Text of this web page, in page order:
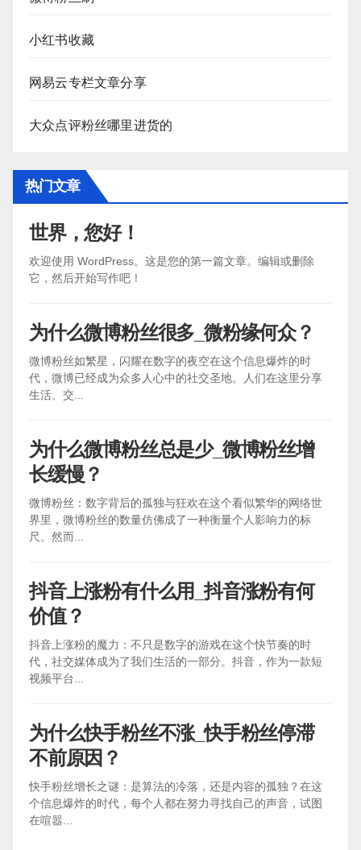
小红书收藏
网易云专栏文章分享
大众点评粉丝哪里进货的
热门文章
世界，您好！
欢迎使用 WordPress。这是您的第一篇文章。编辑或删除
它，然后开始写作吧！
为什么微博粉丝很多_微粉缘何众？
微博粉丝如繁星，闪耀在数字的夜空在这个信息爆炸的时
代，微博已经成为众多人心中的社交圣地。人们在这里分享
生活、交...
为什么微博粉丝总是少_微博粉丝增
长缓慢？
微博粉丝：数字背后的孤独与狂欢在这个看似繁华的网络世
界里，微博粉丝的数量仿佛成了一种衡量个人影响力的标
尺。然而...
抖音上涨粉有什么用_抖音涨粉有何
价值？
抖音上涨粉的魔力：不只是数字的游戏在这个快节奏的时
代，社交媒体成为了我们生活的一部分。抖音，作为一款短
视频平台...
为什么快手粉丝不涨_快手粉丝停滞
不前原因？
快手粉丝增长之谜：是算法的冷落，还是内容的孤独？在这
个信息爆炸的时代，每个人都在努力寻找自己的声音，试图
在喧嚣...